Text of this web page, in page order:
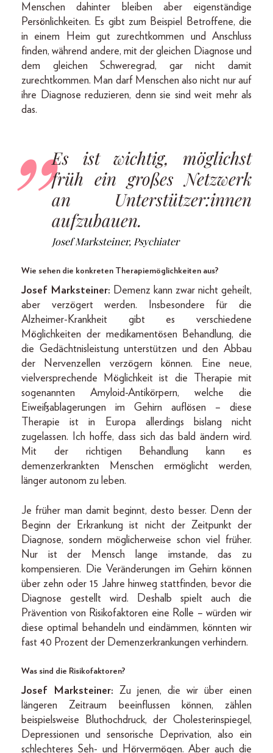
Menschen dahinter bleiben aber eigenständige
Persönlichkeiten. Es gibt zum Beispiel Betroffene, die
in einem Heim gut zurechtkommen und Anschluss
finden, während andere, mit der gleichen Diagnose und
dem gleichen Schweregrad, gar nicht damit
zurechtkommen. Man darf Menschen also nicht nur auf
ihre Diagnose reduzieren, denn sie sind weit mehr als
das.
Es ist wichtig, möglichst
früh ein großes Netzwerk
an Unterstützer:innen
aufzubauen.
Josef Marksteiner, Psychiater
Wie sehen die konkreten Therapiemöglichkeiten aus?
Josef Marksteiner: Demenz kann zwar nicht geheilt,
aber verzögert werden. Insbesondere für die
Alzheimer-Krankheit gibt es verschiedene
Möglichkeiten der medikamentösen Behandlung, die
die Gedächtnisleistung unterstützen und den Abbau
der Nervenzellen verzögern können. Eine neue,
vielversprechende Möglichkeit ist die Therapie mit
sogenannten Amyloid-Antikörpern, welche die
Eiweißablagerungen im Gehirn auflösen – diese
Therapie ist in Europa allerdings bislang nicht
zugelassen. Ich hoffe, dass sich das bald ändern wird.
Mit der richtigen Behandlung kann es
demenzerkrankten Menschen ermöglicht werden,
länger autonom zu leben.
Je früher man damit beginnt, desto besser. Denn der
Beginn der Erkrankung ist nicht der Zeitpunkt der
Diagnose, sondern möglicherweise schon viel früher.
Nur ist der Mensch lange imstande, das zu
kompensieren. Die Veränderungen im Gehirn können
über zehn oder 15 Jahre hinweg stattfinden, bevor die
Diagnose gestellt wird. Deshalb spielt auch die
Prävention von Risikofaktoren eine Rolle – würden wir
diese optimal behandeln und eindämmen, könnten wir
fast 40 Prozent der Demenzerkrankungen verhindern.
Was sind die Risikofaktoren?
Josef Marksteiner: Zu jenen, die wir über einen
längeren Zeitraum beeinflussen können, zählen
beispielsweise Bluthochdruck, der Cholesterinspiegel,
Depressionen und sensorische Deprivation, also ein
schlechteres Seh- und Hörvermögen. Aber auch die